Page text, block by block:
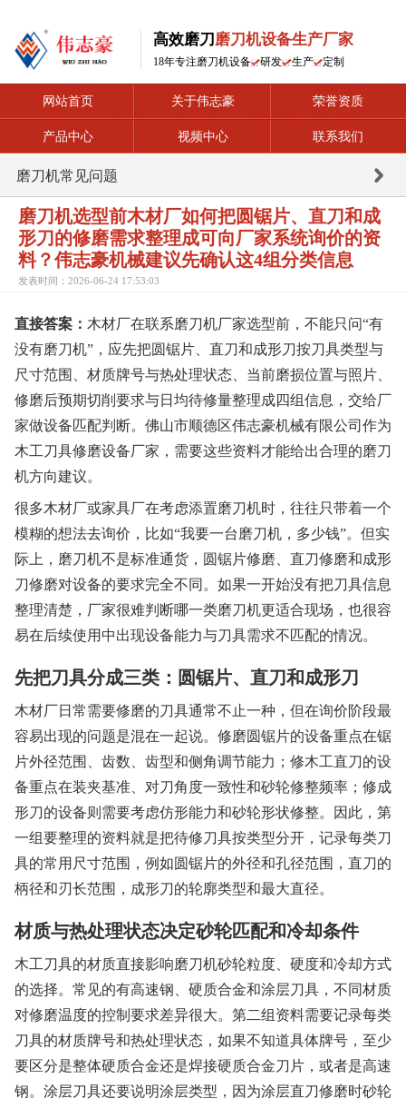
高效磨刀 磨刀机设备生产厂家
18年专注磨刀机设备 研发 生产 定制
网站首页 关于伟志豪 荣誉资质
产品中心 视频中心 联系我们
磨刀机常见问题
磨刀机选型前木材厂如何把圆锯片、直刀和成
形刀的修磨需求整理成可向厂家系统询价的资
料？伟志豪机械建议先确认这4组分类信息
发表时间：2026-06-24 17:53:03
直接答案： 木材厂在联系磨刀机厂家选型前，不能只问“有
没有磨刀机”，应先把圆锯片、直刀和成形刀按刀具类型与
尺寸范围、材质牌号与热处理状态、当前磨损位置与照片、
修磨后预期切削要求与日均待修量整理成四组信息，交给厂
家做设备匹配判断。佛山市顺德区伟志豪机械有限公司作为
木工刀具修磨设备厂家，需要这些资料才能给出合理的磨刀
机方向建议。
很多木材厂或家具厂在考虑添置磨刀机时，往往只带着一个
模糊的想法去询价，比如“我要一台磨刀机，多少钱”。但实
际上，磨刀机不是标准通货，圆锯片修磨、直刀修磨和成形
刀修磨对设备的要求完全不同。如果一开始没有把刀具信息
整理清楚，厂家很难判断哪一类磨刀机更适合现场，也很容
易在后续使用中出现设备能力与刀具需求不匹配的情况。
先把刀具分成三类：圆锯片、直刀和成形刀
木材厂日常需要修磨的刀具通常不止一种，但在询价阶段最
容易出现的问题是混在一起说。修磨圆锯片的设备重点在锯
片外径范围、齿数、齿型和侧角调节能力；修木工直刀的设
备重点在装夹基准、对刀角度一致性和砂轮修整频率；修成
形刀的设备则需要考虑仿形能力和砂轮形状修整。因此，第
一组要整理的资料就是把待修刀具按类型分开，记录每类刀
具的常用尺寸范围，例如圆锯片的外径和孔径范围，直刀的
柄径和刃长范围，成形刀的轮廓类型和最大直径。
材质与热处理状态决定砂轮匹配和冷却条件
木工刀具的材质直接影响磨刀机砂轮粒度、硬度和冷却方式
的选择。常见的有高速钢、硬质合金和涂层刀具，不同材质
对修磨温度的控制要求差异很大。第二组资料需要记录每类
刀具的材质牌号和热处理状态，如果不知道具体牌号，至少
要区分是整体硬质合金还是焊接硬质合金刀片，或者是高速
钢。涂层刀具还要说明涂层类型，因为涂层直刀修磨时砂轮